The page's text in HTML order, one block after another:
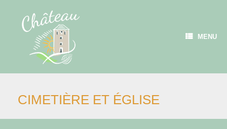
MENU
CIMETIÈRE ET ÉGLISE